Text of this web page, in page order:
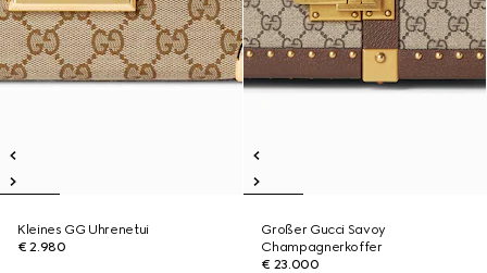
Kleines GG Uhrenetui
€ 2.980
Großer Gucci Savoy
Champagnerkoffer
€ 23.000